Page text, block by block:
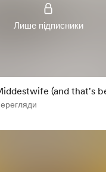
Лише підписники
(and that's